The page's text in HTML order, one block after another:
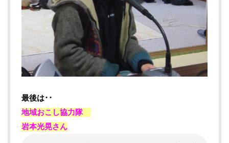
最後は･･
地域おこし協力隊
岩本光晃さん